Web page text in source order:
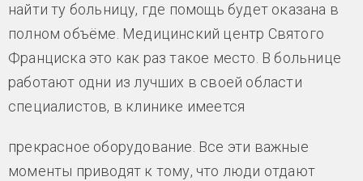
найти ту больницу, где помощь будет оказана в
полном объёме. Медицинский центр Святого
Франциска это как раз такое место. В больнице
работают одни из лучших в своей области
специалистов, в клинике имеется
прекрасное оборудование. Все эти важные
моменты приводят к тому, что люди отдают